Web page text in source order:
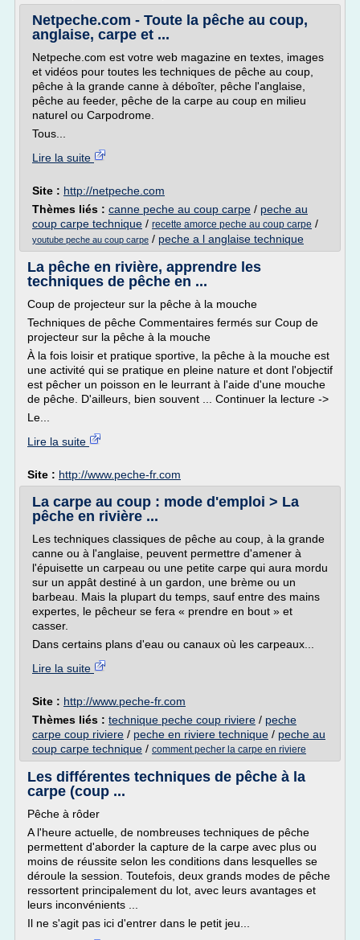
Netpeche.com - Toute la pêche au coup,
anglaise, carpe et ...
Netpeche.com est votre web magazine en textes, images
et vidéos pour toutes les techniques de pêche au coup,
pêche à la grande canne à déboîter, pêche l'anglaise,
pêche au feeder, pêche de la carpe au coup en milieu
naturel ou Carpodrome.
Tous...
Lire la suite
Site : http://netpeche.com
Thèmes liés : canne peche au coup carpe / peche au
coup carpe technique / recette amorce peche au coup carpe /
youtube peche au coup carpe / peche a l anglaise technique
La pêche en rivière, apprendre les
techniques de pêche en ...
Coup de projecteur sur la pêche à la mouche
Techniques de pêche Commentaires fermés sur Coup de
projecteur sur la pêche à la mouche
À la fois loisir et pratique sportive, la pêche à la mouche est
une activité qui se pratique en pleine nature et dont l'objectif
est pêcher un poisson en le leurrant à l'aide d'une mouche
de pêche. D'ailleurs, bien souvent ... Continuer la lecture ->
Le...
Lire la suite
Site : http://www.peche-fr.com
La carpe au coup : mode d'emploi > La
pêche en rivière ...
Les techniques classiques de pêche au coup, à la grande
canne ou à l'anglaise, peuvent permettre d'amener à
l'épuisette un carpeau ou une petite carpe qui aura mordu
sur un appât destiné à un gardon, une brème ou un
barbeau. Mais la plupart du temps, sauf entre des mains
expertes, le pêcheur se fera « prendre en bout » et
casser.
Dans certains plans d'eau ou canaux où les carpeaux...
Lire la suite
Site : http://www.peche-fr.com
Thèmes liés : technique peche coup riviere / peche
carpe coup riviere / peche en riviere technique / peche au
coup carpe technique / comment pecher la carpe en riviere
Les différentes techniques de pêche à la
carpe (coup ...
Pêche à rôder
A l'heure actuelle, de nombreuses techniques de pêche
permettent d'aborder la capture de la carpe avec plus ou
moins de réussite selon les conditions dans lesquelles se
déroule la session. Toutefois, deux grands modes de pêche
ressortent principalement du lot, avec leurs avantages et
leurs inconvénients ...
Il ne s'agit pas ici d'entrer dans le petit jeu...